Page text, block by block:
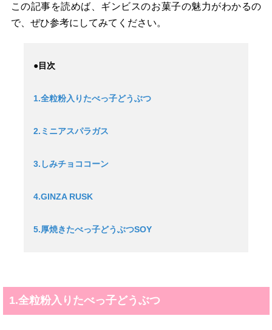
この記事を読めば、ギンビスのお菓子の魅力がわかるの
で、ぜひ参考にしてみてください。
●目次
1.全粒粉入りたべっ子どうぶつ
2.ミニアスパラガス
3.しみチョココーン
4.GINZA RUSK
5.厚焼きたべっ子どうぶつSOY
1.全粒粉入りたべっ子どうぶつ